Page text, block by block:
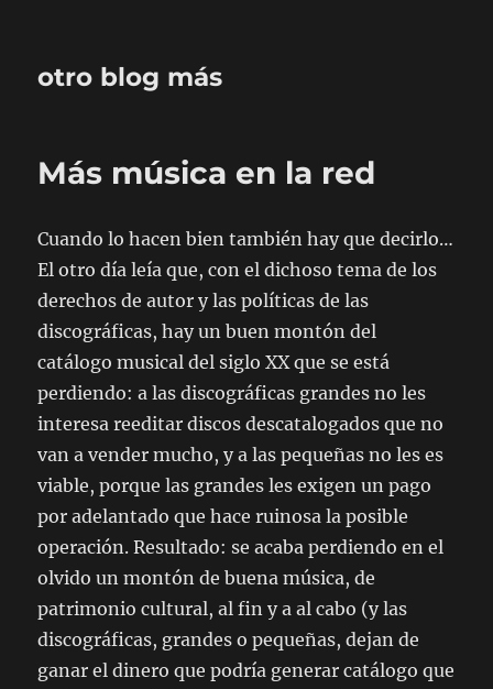
otro blog más
Más música en la red
Cuando lo hacen bien también hay que decirlo…
El otro día leía que, con el dichoso tema de los
derechos de autor y las políticas de las
discográficas, hay un buen montón del
catálogo musical del siglo XX que se está
perdiendo: a las discográficas grandes no les
interesa reeditar discos descatalogados que no
van a vender mucho, y a las pequeñas no les es
viable, porque las grandes les exigen un pago
por adelantado que hace ruinosa la posible
operación. Resultado: se acaba perdiendo en el
olvido un montón de buena música, de
patrimonio cultural, al fin y a al cabo (y las
discográficas, grandes o pequeñas, dejan de
ganar el dinero que podría generar catálogo que